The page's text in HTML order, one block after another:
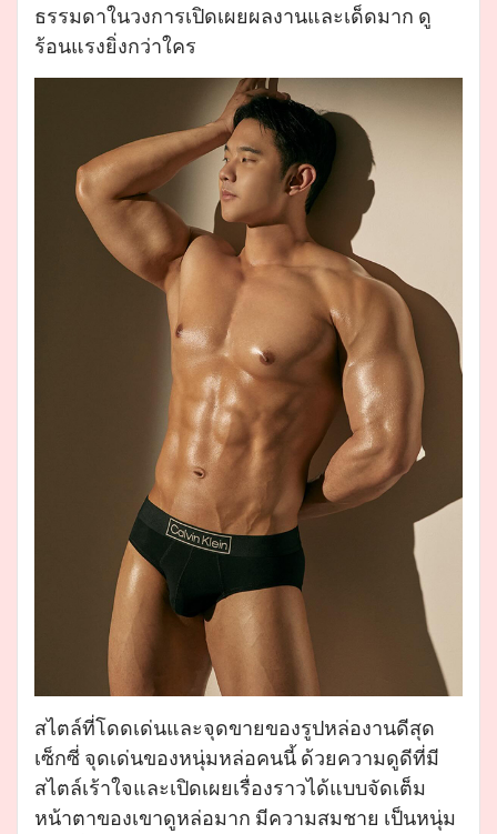
ธรรมดาในวงการเปิดเผยผลงานและเด็ดมาก ดู
ร้อนแรงยิ่งกว่าใคร
สไตล์ที่โดดเด่นและจุดขายของรูปหล่องานดีสุด
เซ็กซี่ จุดเด่นของหนุ่มหล่อคนนี้ ด้วยความดูดีที่มี
สไตล์เร้าใจและเปิดเผยเรื่องราวได้แบบจัดเต็ม
หน้าตาของเขาดูหล่อมาก มีความสมชาย เป็นหนุ่ม